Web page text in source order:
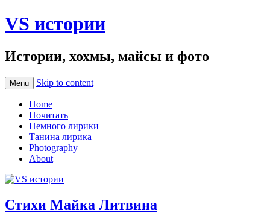
VS истории
Истории, хохмы, майсы и фото
Menu Skip to content
Home
Почитать
Немного лирики
Танина лирика
Photography
About
Стихи Майка Литвина